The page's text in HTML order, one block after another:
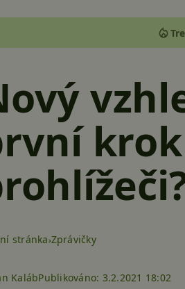
stránka Zprávičky
KalábPublikováno: 3.2.2021 18:02